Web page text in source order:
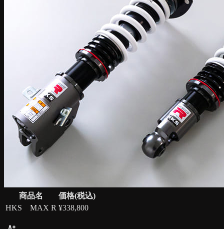
商品名
価格(税込)
HKS MAX R ¥338,800